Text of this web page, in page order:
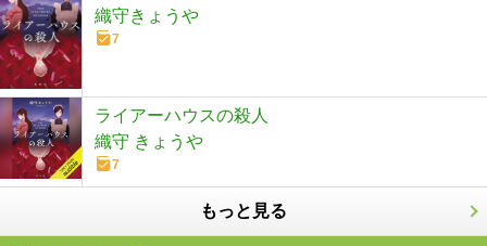
織守きょうや
7
ライアーハウスの殺人
織守 きょうや
7
もっと見る